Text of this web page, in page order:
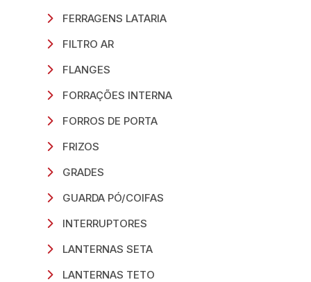
FERRAGENS LATARIA
FILTRO AR
FLANGES
FORRAÇÕES INTERNA
FORROS DE PORTA
FRIZOS
GRADES
GUARDA PÓ/COIFAS
INTERRUPTORES
LANTERNAS SETA
LANTERNAS TETO